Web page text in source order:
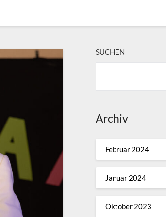
SUCHEN
Archiv
Februar 2024
Januar 2024
Oktober 2023